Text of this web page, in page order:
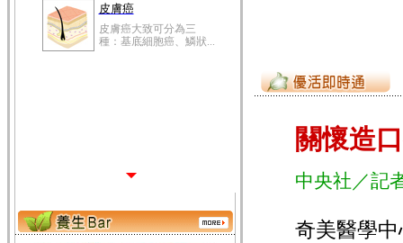
皮膚癌
皮膚癌大致可分為三
種：基底細胞癌、鱗狀...
關懷造
中央社／記
奇美醫學